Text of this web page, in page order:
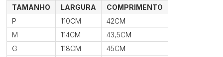
TAMANHO LARGURA
COMPRIMENTO
P
110CM
42CM
M
114CM
43,5CM
G
118CM
45CM